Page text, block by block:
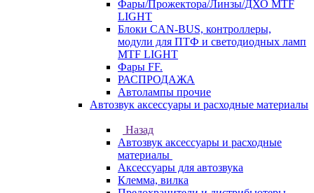
Фары/Прожектора/Линзы/ДХО MTF
LIGHT
Блоки CAN-BUS, контроллеры,
модули для ПТФ и светодиодных ламп
MTF LIGHT
Фары FF.
РАСПРОДАЖА
Автолампы прочие
Автозвук аксессуары и расходные материалы
Назад
Автозвук аксессуары и расходные
материалы
Аксессуары для автозвука
Клемма, вилка